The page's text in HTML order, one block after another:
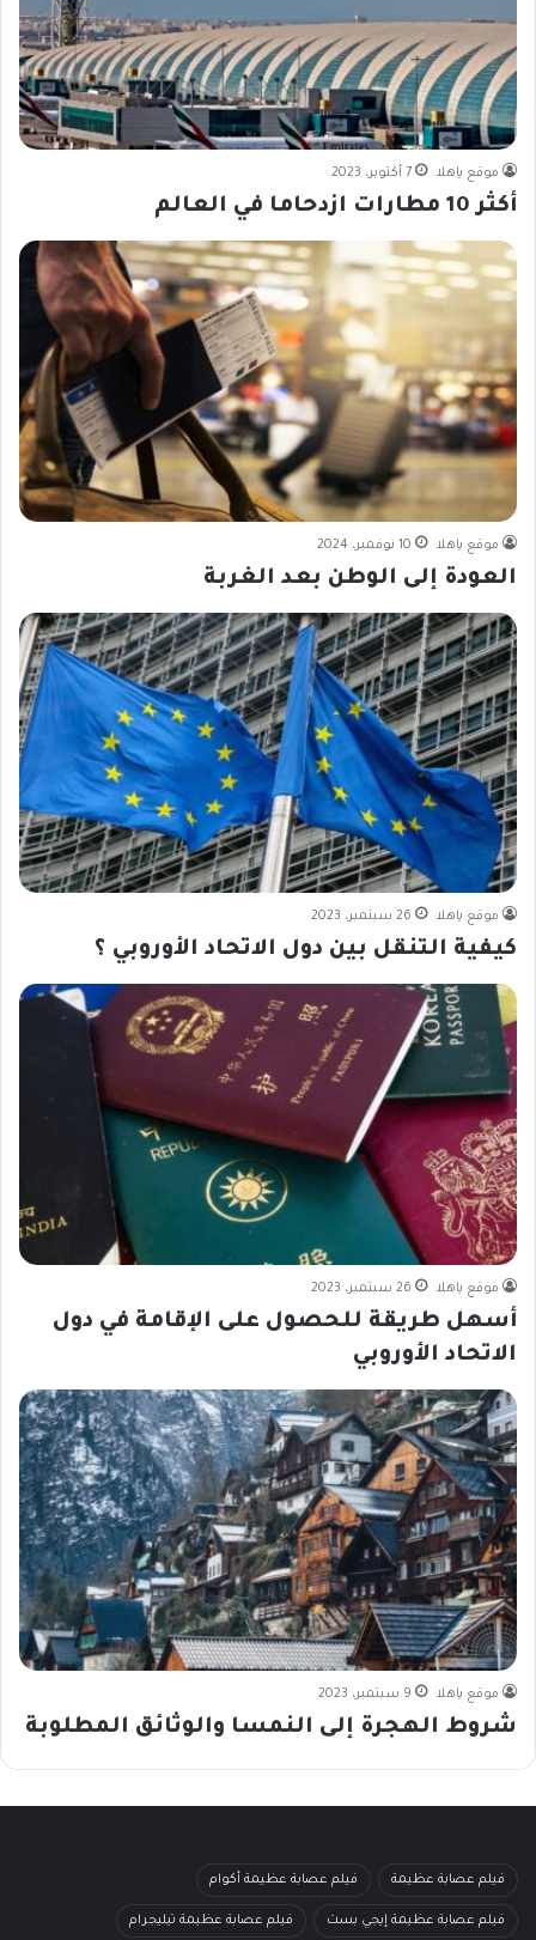
موقع ياهلا 7 أكتوبر، 2023
أكثر 10 مطارات ازدحاما في العالم
موقع ياهلا 10 نوفمبر، 2024
العودة إلى الوطن بعد الغربة
موقع ياهلا 26 سبتمبر، 2023
كيفية التنقل بين دول الاتحاد الأوروبي ؟
موقع ياهلا 26 سبتمبر، 2023
أسهل طريقة للحصول على الإقامة في دول
الاتحاد الأوروبي
موقع ياهلا 9 سبتمبر، 2023
شروط الهجرة إلى النمسا والوثائق المطلوبة
فيلم عصابة عظيمة فيلم عصابة عظيمة أكوام
فيلم عصابة عظيمة إيجي بست فيلم عصابة عظيمة تيليجرام